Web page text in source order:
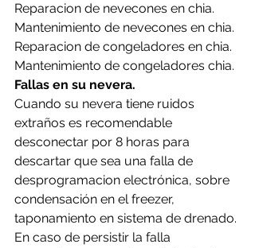
Reparacion de nevecones en chia.
Mantenimiento de nevecones en chia.
Reparacion de congeladores en chia.
Mantenimiento de congeladores chia.
Fallas en su nevera.
Cuando su nevera tiene ruidos
extraños es recomendable
desconectar por 8 horas para
descartar que sea una falla de
desprogramacion electrónica, sobre
condensación en el freezer,
taponamiento en sistema de drenado.
En caso de persistir la falla